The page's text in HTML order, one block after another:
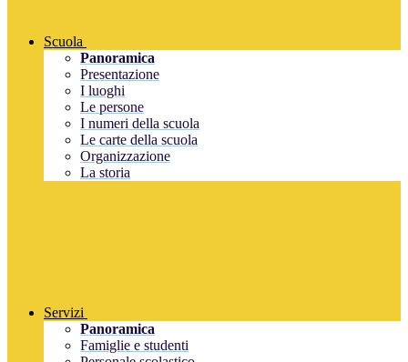
Scuola
Panoramica
Presentazione
I luoghi
Le persone
I numeri della scuola
Le carte della scuola
Organizzazione
La storia
Servizi
Panoramica
Famiglie e studenti